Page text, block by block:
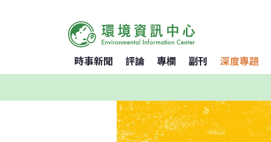
時事新聞 評論 專欄 副刊 深度專題